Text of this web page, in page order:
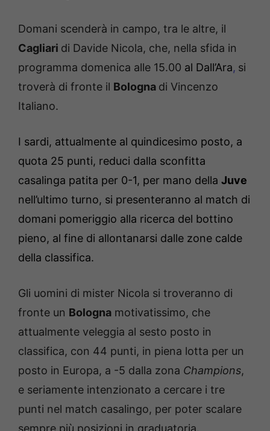
Domani scenderà in campo, tra le altre, il
Cagliari di Davide Nicola, che, nella sfida in
programma domenica alle 15.00 al Dall’Ara, si
troverà di fronte il Bologna di Vincenzo
Italiano.
I sardi, attualmente al quindicesimo posto, a
quota 25 punti, reduci dalla sconfitta
casalinga patita per 0-1, per mano della Juve
nell’ultimo turno, si presenteranno al match di
domani pomeriggio alla ricerca del bottino
pieno, al fine di allontanarsi dalle zone calde
della classifica.
Gli uomini di mister Nicola si troveranno di
fronte un Bologna motivatissimo, che
attualmente veleggia al sesto posto in
classifica, con 44 punti, in piena lotta per un
posto in Europa, a -5 dalla zona Champions,
e seriamente intenzionato a cercare i tre
punti nel match casalingo, per poter scalare
sempre più posizioni in graduatoria.